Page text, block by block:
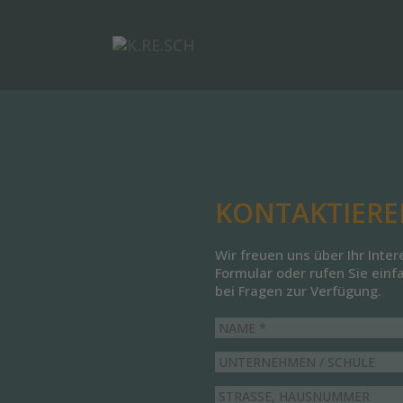
Wir freuen uns über Ihr
Formular oder rufen Sie
bei Fragen zur Verfügung.